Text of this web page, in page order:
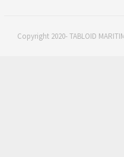
Copyright 2020- TABLOID